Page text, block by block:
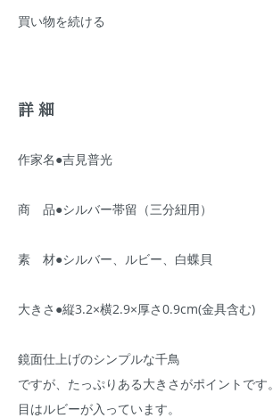
買い物を続ける
詳細
作家名●吉見普光
商 品●シルバー帯留（三分紐用）
素 材●シルバー、ルビー、白蝶貝
大きさ●縦3.2×横2.9×厚さ0.9cm(金具含む)
鏡面仕上げのシンプルな千鳥
ですが、たっぷりある大きさがポイントです。
目はルビーが入っています。